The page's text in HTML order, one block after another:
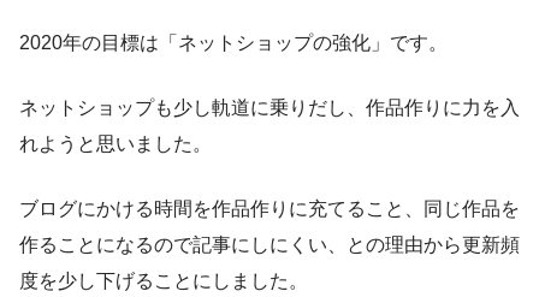
2020年の目標は「ネットショップの強化」です。
ネットショップも少し軌道に乗りだし、作品作りに力を入
れようと思いました。
ブログにかける時間を作品作りに充てること、同じ作品を
作ることになるので記事にしにくい、との理由から更新頻
度を少し下げることにしました。